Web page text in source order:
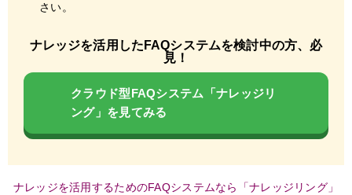
さい。
ナレッジを活用したFAQシステムを検討中の方、必
見！
クラウド型FAQシステム「ナレッジリ
ング」を見てみる
ナレッジを活用するためのFAQシステムなら「ナレッジリング」